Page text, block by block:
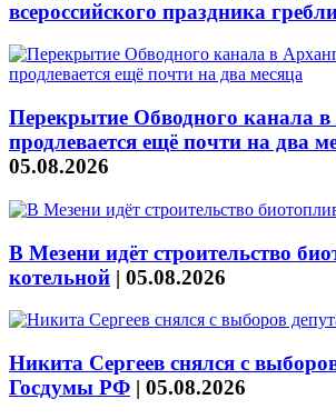
всероссийского праздника
Перекрытие Обводного канала в
продлевается ещё почти на два
05.08.2026
В Мезени идёт строительство
котельной | 05.08.2026
Никита Сергеев снялся с
Госдумы РФ | 05.08.2026